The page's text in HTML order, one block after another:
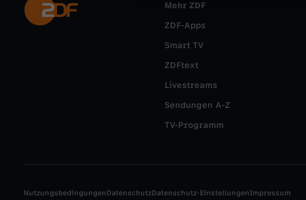
Mehr ZDF
ZDF-Apps
Smart TV
ZDFtext
Livestreams
Sendungen A-Z
TV-Programm
NutzungsbedingungenDatenschutzDatenschutz-EinstellungenImpressum